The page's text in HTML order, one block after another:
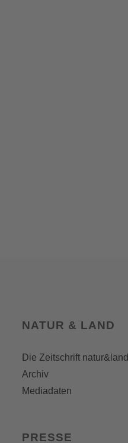
NATUR & LAND
Die Zeitschrift natur&land
Archiv
Mediadaten
PRESSE